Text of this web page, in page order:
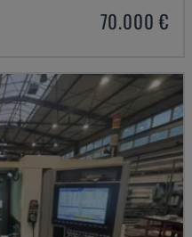
70.000 €